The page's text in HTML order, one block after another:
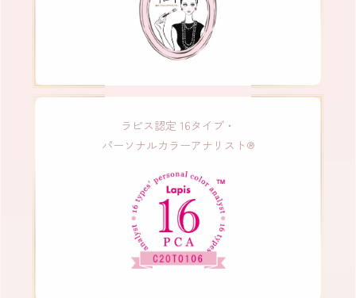
ラピス認定 16タイプ・
パーソナルカラーアナリスト®